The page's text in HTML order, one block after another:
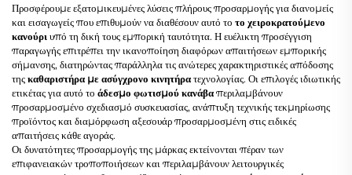
Προσφέρουμε εξατομικευμένες λύσεις πλήρους προσαρμογής για διανομείς
και εισαγωγείς που επιθυμούν να διαθέσουν αυτό το το χειροκρατούμενο
κανούρι υπό τη δική τους εμπορική ταυτότητα. Η ευέλικτη προσέγγιση
παραγωγής επιτρέπει την ικανοποίηση διαφόρων απαιτήσεων εμπορικής
σήμανσης, διατηρώντας παράλληλα τις ανώτερες χαρακτηριστικές απόδοσης
τηςκαθαριστήρα με ασύγχρονο κινητήρατεχνολογίας. Οι επιλογές ιδιωτικής
ετικέτας για αυτό το άδεσμο φωτισμού κανάβαπεριλαμβάνουν
προσαρμοσμένο σχεδιασμό συσκευασίας, ανάπτυξη τεχνικής τεκμηρίωσης
προϊόντος και διαμόρφωση αξεσουάρ προσαρμοσμένη στις ειδικές
απαιτήσεις κάθε αγοράς.
Οι δυνατότητες προσαρμογής της μάρκας εκτείνονται πέραν των
επιφανειακών τροποποιήσεων και περιλαμβάνουν λειτουργικές